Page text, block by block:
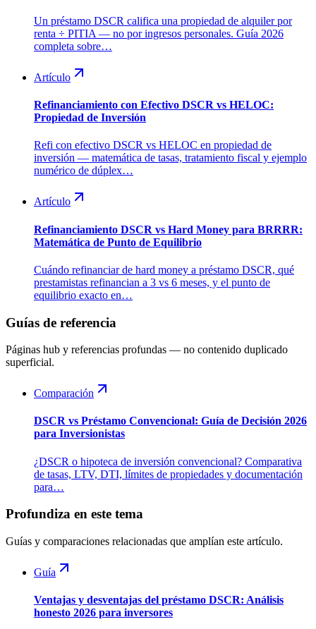
Un préstamo DSCR califica una propiedad de alquiler por
renta ÷ PITIA — no por ingresos personales. Guía 2026
completa sobre…
Artículo
Refinanciamiento con Efectivo DSCR vs HELOC:
Propiedad de Inversión
Refi con efectivo DSCR vs HELOC en propiedad de
inversión — matemática de tasas, tratamiento fiscal y ejemplo
numérico de dúplex…
Artículo
Refinanciamiento DSCR vs Hard Money para BRRRR:
Matemática de Punto de Equilibrio
Cuándo refinanciar de hard money a préstamo DSCR, qué
prestamistas refinancian a 3 vs 6 meses, y el punto de
equilibrio exacto en…
Guías de referencia
Páginas hub y referencias profundas — no contenido duplicado
superficial.
Comparación
DSCR vs Préstamo Convencional: Guía de Decisión 2026
para Inversionistas
¿DSCR o hipoteca de inversión convencional? Comparativa
de tasas, LTV, DTI, límites de propiedades y documentación
para…
Profundiza en este tema
Guías y comparaciones relacionadas que amplían este artículo.
Guía
Ventajas y desventajas del préstamo DSCR: Análisis
honesto 2026 para inversores